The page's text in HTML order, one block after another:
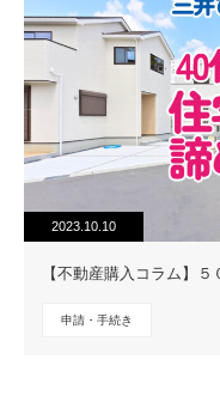
2023.10.10
【不動産購入コラム】
申請・手続き